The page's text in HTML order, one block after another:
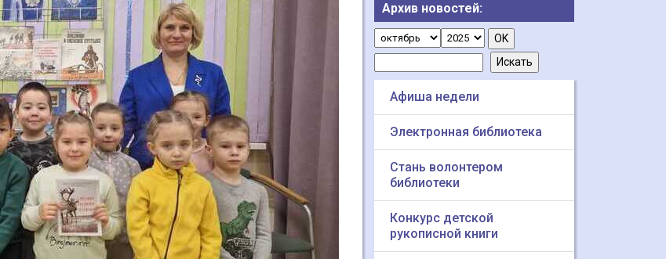
Архив новостей:
Афиша недели
Электронная библиотека
Стань волонтером
библиотеки
Конкурс детской
рукописной книги